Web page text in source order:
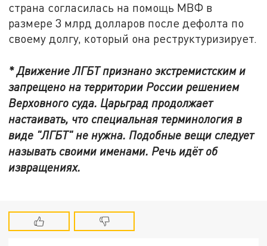
страна согласилась на помощь МВФ в
размере 3 млрд долларов после дефолта по
своему долгу, который она реструктуризирует.
* Движение ЛГБТ признано экстремистским и
запрещено на территории России решением
Верховного суда. Царьград продолжает
настаивать, что специальная терминология в
виде "ЛГБТ" не нужна. Подобные вещи следует
называть своими именами. Речь идёт об
извращениях.